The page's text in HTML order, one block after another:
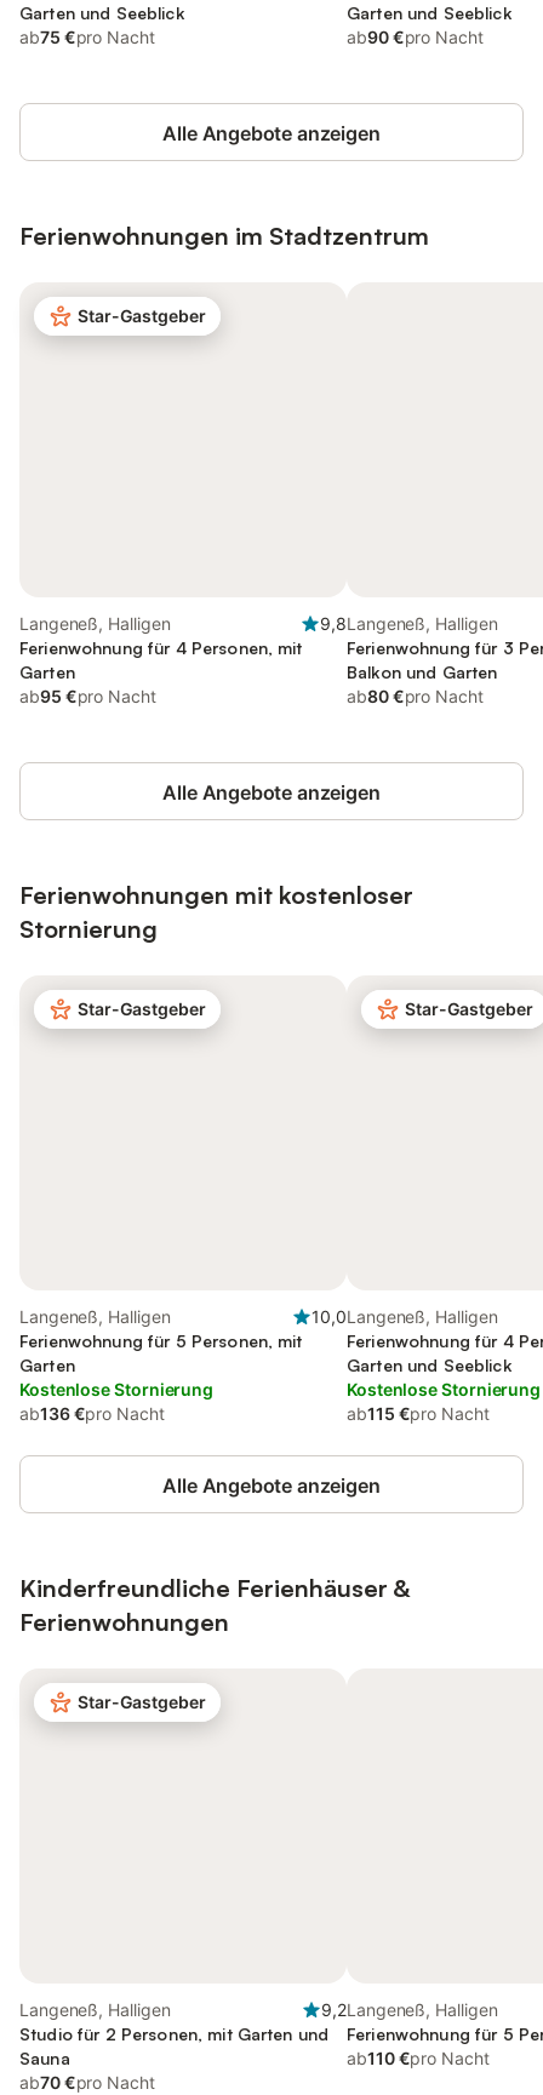
Garten und Seeblick
ab75 €pro Nacht
Garten und Seeblick
ab90 €pro Nacht
Alle Angebote anzeigen
Ferienwohnungen im Stadtzentrum
Star-Gastgeber
Langeneß, Halligen
9,8
Ferienwohnung für 4 Personen, mit
Garten
ab95 €pro Nacht
Langeneß, Halligen
Ferienwohnung für 3
Balkon und Garten
ab80 €pro Nacht
Alle Angebote anzeigen
Ferienwohnungen mit kostenloser
Stornierung
Star-Gastgeber
Langeneß, Halligen
10,0
Ferienwohnung für 5 Personen, mit
Garten
Kostenlose Stornierung
ab136 €pro Nacht
Star-Gastgeber
Langeneß, Halligen
Ferienwohnung für 4
Garten und Seeblick
Kostenlose Stornierung
ab115 €pro Nacht
Alle Angebote anzeigen
Kinderfreundliche Ferienhäuser &
Ferienwohnungen
Star-Gastgeber
Langeneß, Halligen
9,2
Studio für 2 Personen, mit Garten und
Sauna
ab70 €pro Nacht
Langeneß, Halligen
Ferienwohnung für 5
ab110 €pro Nacht